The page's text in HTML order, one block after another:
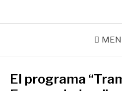
El programa